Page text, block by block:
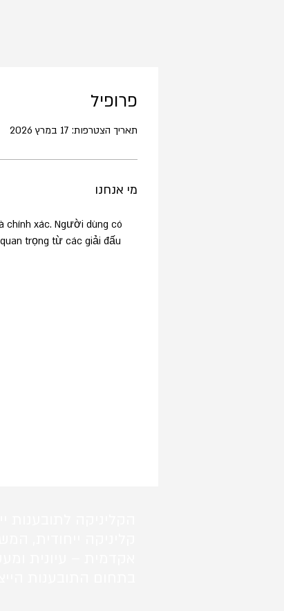
פרופיל
תאריך הצטרפות: 17 במרץ 2026
מי אנחנו
chính xác. Người dùng có
trọng từ các giải đấu